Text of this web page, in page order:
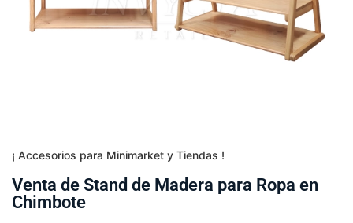
¡ Accesorios para Minimarket y Tiendas !
Venta de Stand de Madera para Ropa en
Chimbote